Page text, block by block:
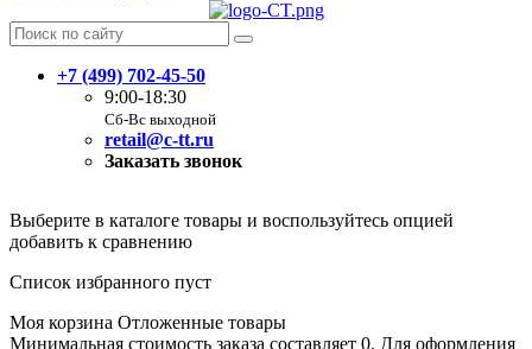
+7 (499) 702-45-50
9:00-18:30
Сб-Вс выходной
retail@c-tt.ru
Заказать звонок
Выберите в каталоге товары и воспользуйтесь опцией
добавить к сравнению
Список избранного пуст
Моя корзина Отложенные товары
Минимальная стоимость заказа составляет 0. Для оформления